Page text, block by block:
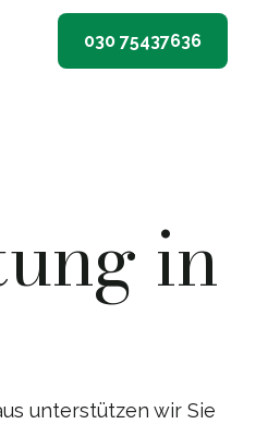
030 75437636
in
unterstützen wir Sie